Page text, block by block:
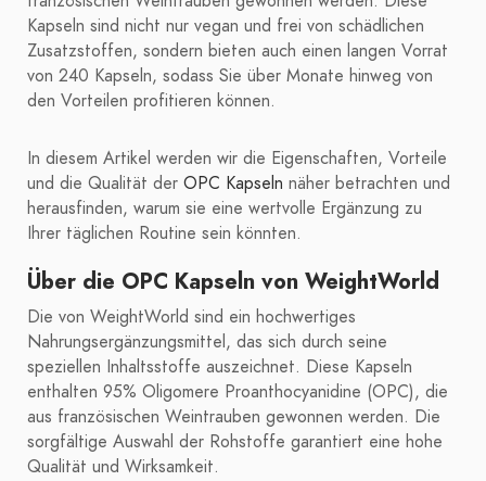
Kapseln sind nicht nur vegan und frei von schädlichen
Zusatzstoffen, sondern bieten auch einen langen Vorrat
von 240 Kapseln, sodass Sie über Monate hinweg von
den Vorteilen profitieren können.
In diesem Artikel werden wir die Eigenschaften, Vorteile
und die Qualität der OPC Kapseln näher betrachten und
herausfinden, warum sie eine wertvolle Ergänzung zu
Ihrer täglichen Routine sein könnten.
Über die OPC Kapseln von WeightWorld
Die von WeightWorld sind ein hochwertiges
Nahrungsergänzungsmittel, das sich durch seine
speziellen Inhaltsstoffe auszeichnet. Diese Kapseln
enthalten 95% Oligomere Proanthocyanidine (OPC), die
aus französischen Weintrauben gewonnen werden. Die
sorgfältige Auswahl der Rohstoffe garantiert eine hohe
Qualität und Wirksamkeit.